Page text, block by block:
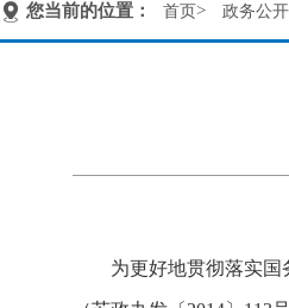
您当前的位置： 首页> 政务公开
为更好地贯彻落实